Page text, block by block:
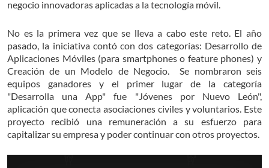
negocio innovadoras aplicadas a la tecnología móvil.
No es la primera vez que se lleva a cabo este reto. El año
pasado, la iniciativa contó con dos categorías: Desarrollo de
Aplicaciones Móviles (para smartphones o feature phones) y
Creación de un Modelo de Negocio. Se nombraron seis
equipos ganadores y el primer lugar de la categoría
"Desarrolla una App" fue "Jóvenes por Nuevo León",
aplicación que conecta asociaciones civiles y voluntarios. Este
proyecto recibió una remuneración a su esfuerzo para
capitalizar su empresa y poder continuar con otros proyectos.